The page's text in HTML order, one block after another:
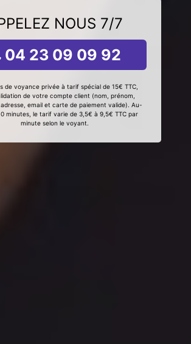
NOUS 7/7
04 23 09 09 92
de voyance privée à tarif spécial de 15€ TTC,
de votre compte client (nom, prénom,
email et carte de paiement valide). Au-
minutes, le tarif varie de 3,5€ à 9,5€ TTC par
minute selon le voyant.